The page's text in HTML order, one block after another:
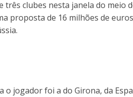
três clubes nesta janela do meio
proposta de 16 milhões de
jogador foi a do Girona, da